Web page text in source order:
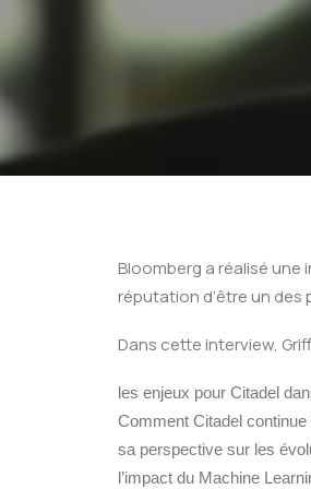
Bloomberg a réalisé une
réputation d’être un des
Dans cette interview,
les enjeux pour Citadel
Comment Citadel continue
sa perspective sur les
l’impact du Machine